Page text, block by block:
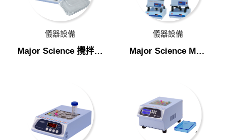
蛋白質分析系統
凝膠照相系統
液態氮桶
振盪器/ 試管混合器
儀器設備
Major Science 攪拌水
儀器設備
Major Science MW-